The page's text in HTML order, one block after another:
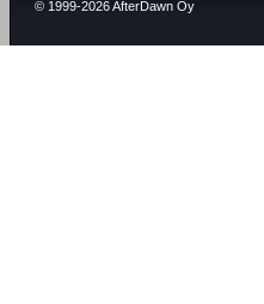
© 1999-2026 AfterDawn Oy